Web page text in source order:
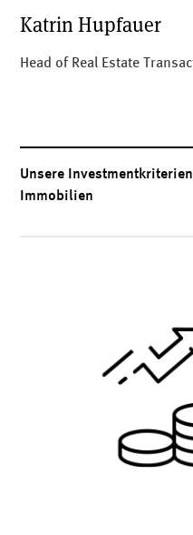
Katrin Hupfauer
Head of Real Estate
Unsere
Immobilien